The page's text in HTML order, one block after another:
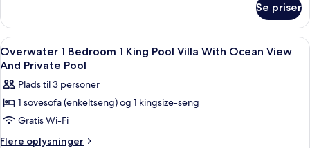
Pool
+
2N
Overwater
Villa
With
Pool
Beach
Villa
With
Pool
2N
Overwater
With
Pool
Se priser
Indlæs
alle
billeder
af
Overwater
1
Bedroom
5
Overwater 1 Bedroom 1 King Pool Villa With Ocean View
And Private Pool
Plads til 3 personer
1 sovesofa (enkeltseng) og 1 kingsize-seng
Gratis Wi-Fi
Flere oplysninger
Flere